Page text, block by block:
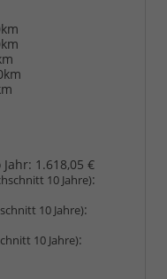
1.618,05 €
10 Jahre):
10 Jahre):
10 Jahre):